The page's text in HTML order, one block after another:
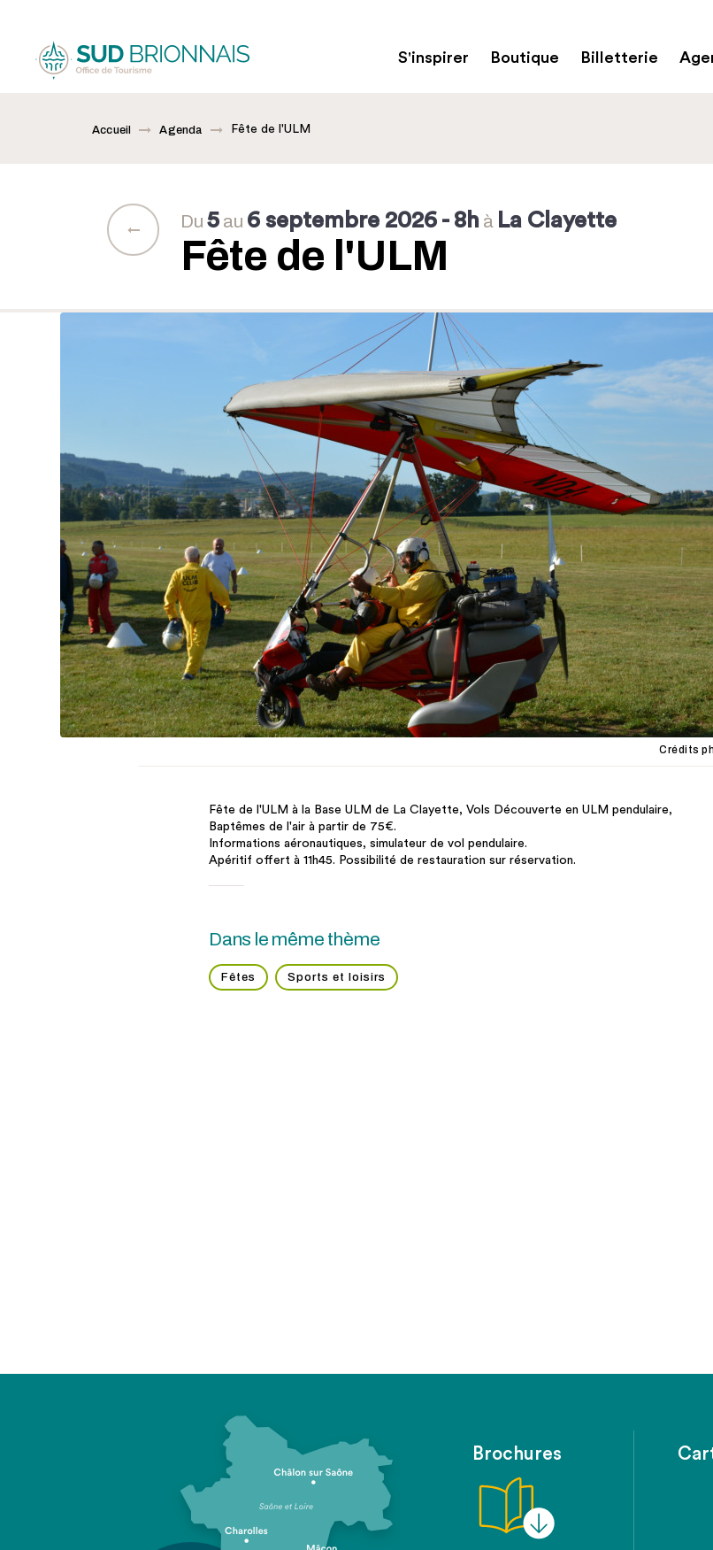
S'inspirer Boutique Billetterie
Accueil Agenda Fête de l'ULM
Du 5 au 6 septembre 2026 - 8h à La Clayette
Fête de l'ULM
Crédits
Fête de l'ULM à la Base ULM de La Clayette, Vols Découverte en ULM pendulaire,
Baptêmes de l'air à partir de 75€.
Informations aéronautiques, simulateur de vol pendulaire.
Apéritif offert à 11h45. Possibilité de restauration sur réservation.
Dans le même thème
Fêtes Sports et loisirs
Brochures